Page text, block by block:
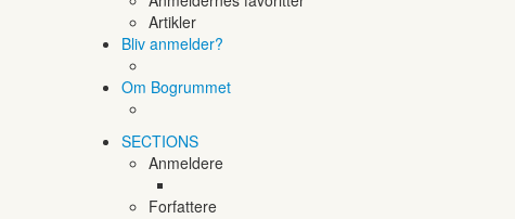
Artikler
Bliv anmelder?
Om Bogrummet
SECTIONS
Anmeldere
Forfattere